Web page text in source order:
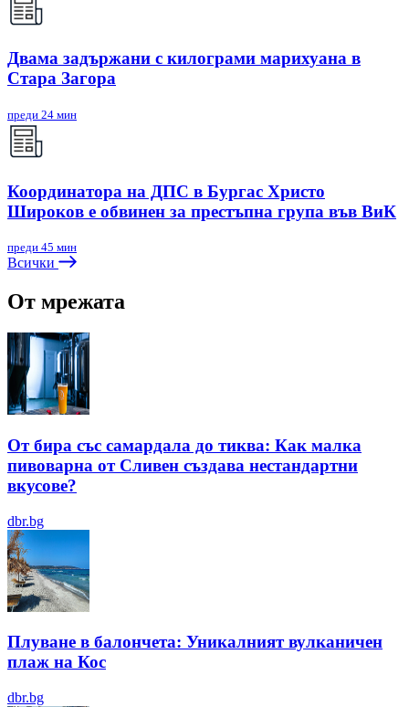
Двама задържани с килограми марихуана в
Стара Загора
преди 24 мин
Координатора на ДПС в Бургас Христо
Широков е обвинен за престъпна група във ВиК
преди 45 мин
Всички
От мрежата
От бира със самардала до тиква: Как малка
пивоварна от Сливен създава нестандартни
вкусове?
dbr.bg
Плуване в балончета: Уникалният вулканичен
плаж на Кос
dbr.bg